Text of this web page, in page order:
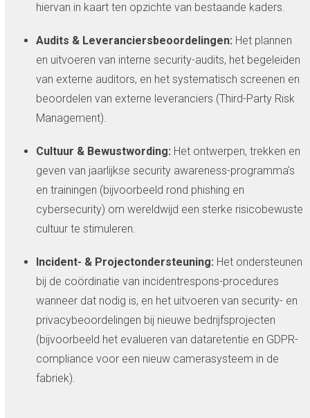
hiervan in kaart ten opzichte van bestaande kaders.
Audits & Leveranciersbeoordelingen: Het plannen
en uitvoeren van interne security-audits, het begeleiden
van externe auditors, en het systematisch screenen en
beoordelen van externe leveranciers (Third-Party Risk
Management).
Cultuur & Bewustwording: Het ontwerpen, trekken en
geven van jaarlijkse security awareness-programma's
en trainingen (bijvoorbeeld rond phishing en
cybersecurity) om wereldwijd een sterke risicobewuste
cultuur te stimuleren.
Incident- & Projectondersteuning: Het ondersteunen
bij de coördinatie van incidentrespons-procedures
wanneer dat nodig is, en het uitvoeren van security- en
privacybeoordelingen bij nieuwe bedrijfsprojecten
(bijvoorbeeld het evalueren van dataretentie en GDPR-
compliance voor een nieuw camerasysteem in de
fabriek).